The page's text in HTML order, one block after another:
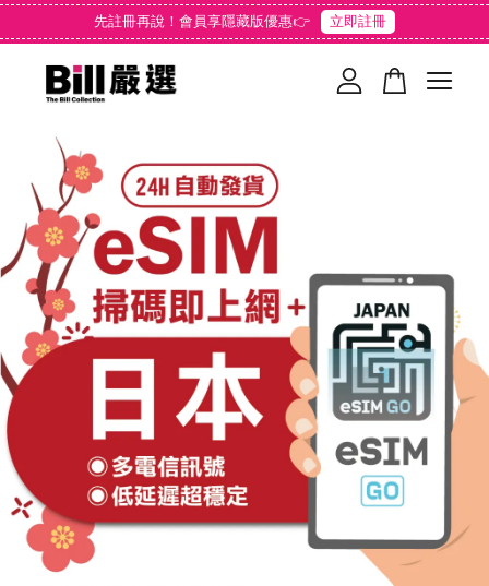
先註冊再說！會員享隱藏版優惠👉 立即註冊
您的購物車目前還是空的。
繼續購物